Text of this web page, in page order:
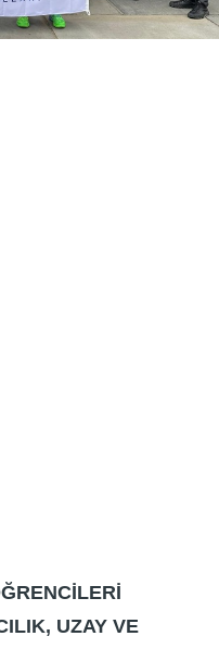
UZAY VE